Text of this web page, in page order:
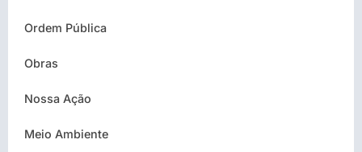
Ordem Pública
Obras
Nossa Ação
Meio Ambiente